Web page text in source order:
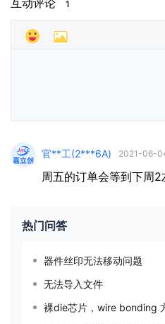
互动评论 1
官**工(2***6A) 2021-06-
周五的订单会等到下周2
热门问答
器件丝印无法移动问题
无法导入文件
裸die芯片，wire bonding